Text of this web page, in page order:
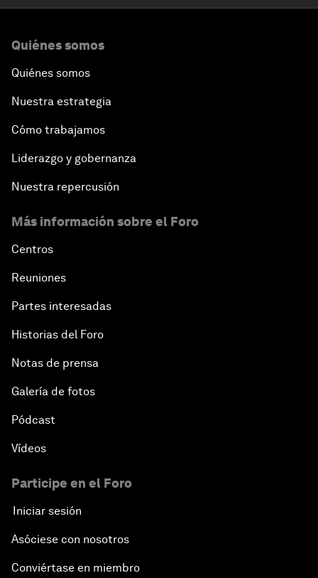
Quiénes somos
Quiénes somos
Nuestra estrategia
Cómo trabajamos
Liderazgo y gobernanza
Nuestra repercusión
Más información sobre el Foro
Centros
Reuniones
Partes interesadas
Historias del Foro
Notas de prensa
Galería de fotos
Pódcast
Vídeos
Participe en el Foro
Iniciar sesión
Asóciese con nosotros
Conviértase en miembro